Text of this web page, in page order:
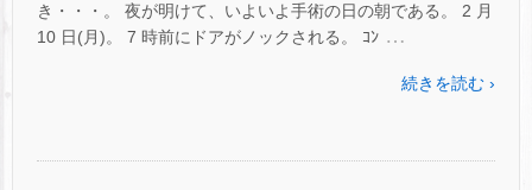
き・・・。 夜が明けて、いよいよ手術の日の朝である。 2 月
10 日(月)。 7 時前にドアがノックされる。 ｺﾝ …
続きを読む ›